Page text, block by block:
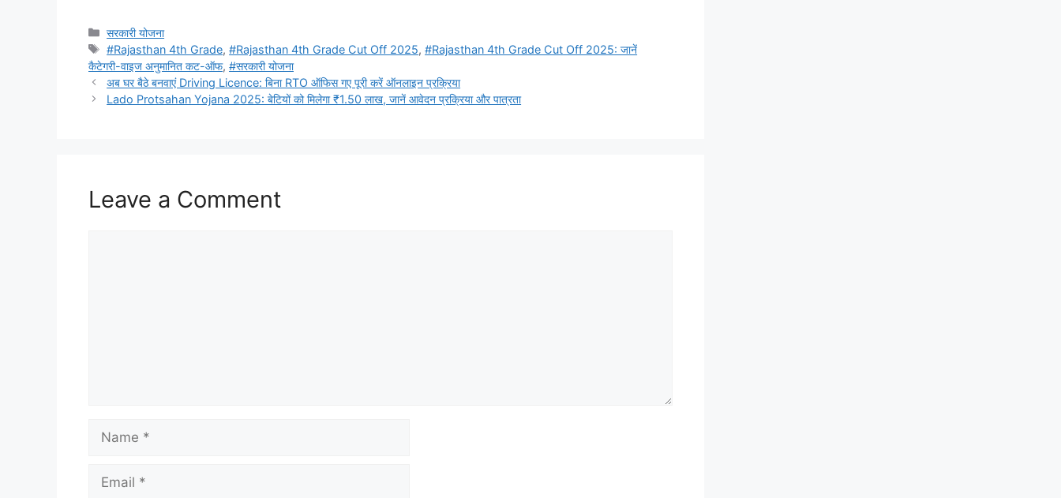
Categories
सरकारी योजना
Tags
#Rajasthan 4th Grade,#Rajasthan 4th Grade Cut Off 2025,#Rajasthan 4th Grade Cut Off 2025: जानें
कैटेगरी-वाइज अनुमानित कट-ऑफ, #सरकारी योजना
अब घर बैठे बनवाएं Driving Licence: बिना RTO ऑफिस गए पूरी करें ऑनलाइन प्रक्रिया
Lado Protsahan Yojana 2025: बेटियों को मिलेगा ₹1.50 लाख, जानें आवेदन प्रक्रिया और पात्रता
Leave a Comment